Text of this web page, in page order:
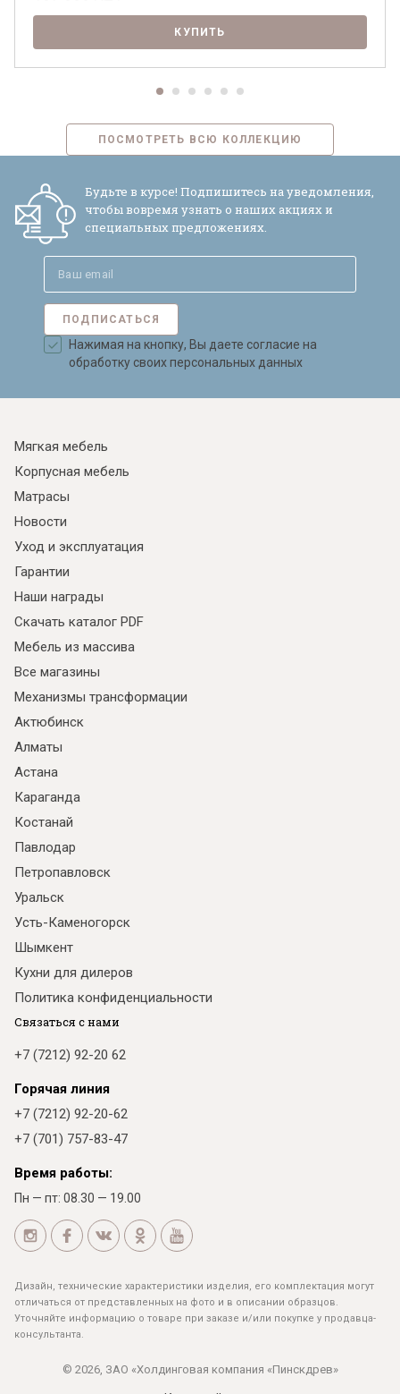
КУПИТЬ
ПОСМОТРЕТЬ ВСЮ КОЛЛЕКЦИЮ
Будьте в курсе! Подпишитесь на уведомления,
чтобы вовремя узнать о наших акциях и
специальных предложениях.
ПОДПИСАТЬСЯ
Нажимая на кнопку, Вы даете согласие на
обработку своих персональных данных
Мягкая мебель
Корпусная мебель
Матрасы
Новости
Уход и эксплуатация
Гарантии
Наши награды
Скачать каталог PDF
Мебель из массива
Все магазины
Механизмы трансформации
Актюбинск
Алматы
Астана
Караганда
Костанай
Павлодар
Петропавловск
Уральск
Усть-Каменогорск
Шымкент
Кухни для дилеров
Политика конфиденциальности
Связаться с нами
+7 (7212) 92-20 62
Горячая линия
+7 (7212) 92-20-62
+7 (701) 757-83-47
Время работы:
Пн — пт: 08.30 — 19.00
Дизайн, технические характеристики изделия, его комплектация могут
отличаться от представленных на фото и в описании образцов.
Уточняйте информацию о товаре при заказе и/или покупке у продавца-
консультанта.
© 2026, ЗАО «Холдинговая компания «Пинскдрев»